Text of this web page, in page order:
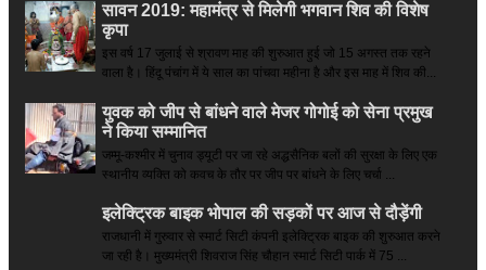
सावन 2019: महामंत्र से मिलेगी भगवान शिव की विशेष
कृपा
इस वर्ष 17 जुलाई से श्रावण माह की शुरुआत हुई जो 15 अगस्त तक रहने
वाला है। हिंदू पंचांग में ये साल का पांचवा महीना है और इस माह में शिव की...
युवक को जीप से बांधने वाले मेजर गोगोई को सेना प्रमुख
ने किया सम्‍मानित
जम्मू-कश्मीर में चुनाव ड्यूटी पर जा रहे अद्धसैनिक बलों की सुरक्षा के लिए एक
स्थानीय व्यक्ति को कवच के तौर पर जीप पर बांधने के लिए चर्चा ...
इलेक्ट्रिक बाइक भोपाल की सड़कों पर आज से दौड़ेंगी
राजधानी में गुरुवार से स्मार्ट सिटी कंपनी इलेक्ट्रिक बाइक की शुरुआत करने
जा रही है। मुख्यमंत्री शिवराज सिंह चौहान स्मार्ट सिटी पार्क में 75 ...